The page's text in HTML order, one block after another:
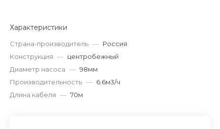
Характеристики
Страна-производитель — Россия
Конструкция — центробежный
Диаметр насоса — 98мм
Производительность — 6.6м3/ч
Длина кабеля — 70м